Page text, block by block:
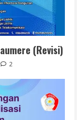
(Revisi)
2